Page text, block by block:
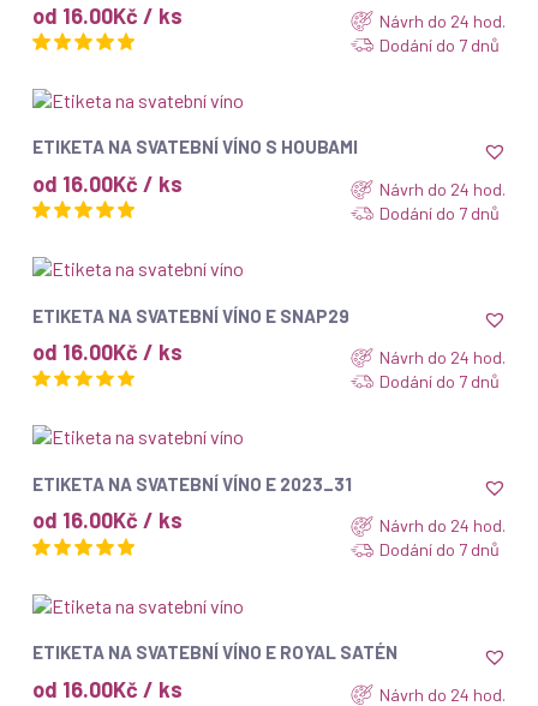
od 16.00Kč / ks
Návrh do 24 hod.
Dodání do 7 dnů
ZOBRAZIT
ETIKETA NA SVATEBNÍ VÍNO S HOUBAMI
od 16.00Kč / ks
Návrh do 24 hod.
Dodání do 7 dnů
ZOBRAZIT
ETIKETA NA SVATEBNÍ VÍNO E SNAP29
od 16.00Kč / ks
Návrh do 24 hod.
Dodání do 7 dnů
ZOBRAZIT
ETIKETA NA SVATEBNÍ VÍNO E 2023_31
od 16.00Kč / ks
Návrh do 24 hod.
Dodání do 7 dnů
ZOBRAZIT
ETIKETA NA SVATEBNÍ VÍNO E ROYAL SATÉN
od 16.00Kč / ks
Návrh do 24 hod.